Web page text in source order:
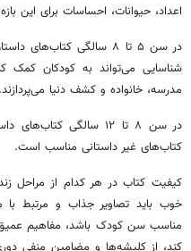
اعداد، حیوانات، احساسات برای این
در سن ۵ تا ۸ سالگی
شناسایی می‌تواند به کودکان کمک
مدرسه، خانواده و کشف دنیا می‌پردازند.
در سن ۸ تا ۱۲ سالگی
کتاب‌های غیر داستانی مناسب است.
کیفیت کتاب در هر کدام از مراحل
خوب باید تصاویر جذاب و مرتبط
مناسب سن کودک باشد، مفاهیم
کند، از کلیشه‌ها و مضامین منفی